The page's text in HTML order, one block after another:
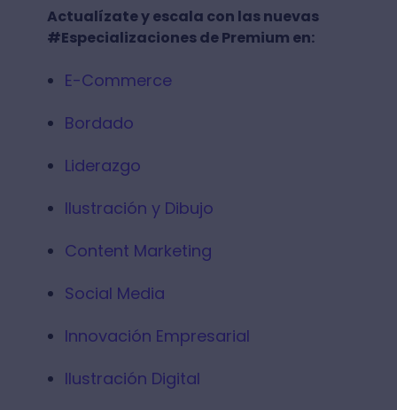
Actualízate y escala con las nuevas
#Especializaciones de Premium en:
E-Commerce
Bordado
Liderazgo
Ilustración y Dibujo
Content Marketing
Social Media
Innovación Empresarial
Ilustración Digital